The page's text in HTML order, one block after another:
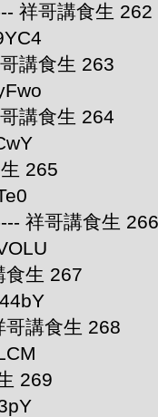
祥哥講食生 262
講食生 263
講食生 264
265
祥哥講食生 266
生 267
講食生 268
269